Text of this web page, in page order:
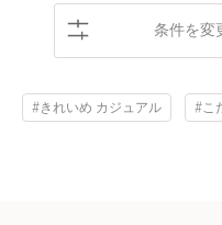
条件を変
#きれいめ カジュアル #こ